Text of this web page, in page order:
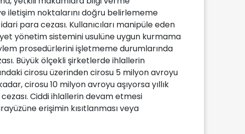
iletişim noktalarını doğru belirlememe
para cezası. Kullanıcıları manipüle eden
yönetim sistemini usulüne uygun kurmama
prosedürlerini işletmeme durumlarında
Büyük ölçekli şirketlerde ihlallerin
cirosu üzerinden cirosu 5 milyon avroyu
cirosu 10 milyon avroyu aşıyorsa yıllık
Ciddi ihlallerin devam etmesi
erişimin kısıtlanması veya